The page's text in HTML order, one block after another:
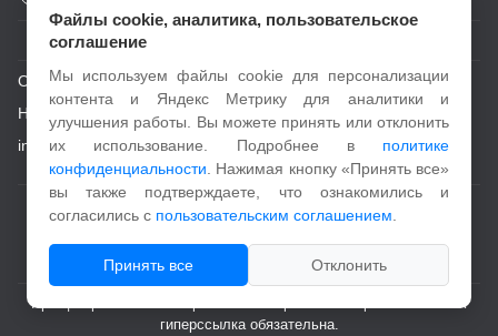
О проекте
Новости
info@mosbilet.ru
Пользовательское соглашение
Политика конфиденциальности
При цитировании и копировании материалов с портала активная
гиперссылка обязательна.
Файлы cookie, аналитика, пользовательское
соглашение
Мы используем файлы cookie для персонализации
контента и Яндекс Метрику для аналитики и
улучшения работы. Вы можете принять или отклонить
их использование. Подробнее в политике
конфиденциальности . Нажимая кнопку «Принять все»
вы также подтверждаете, что ознакомились и
согласились с пользовательским соглашением
Принять все Отклонить